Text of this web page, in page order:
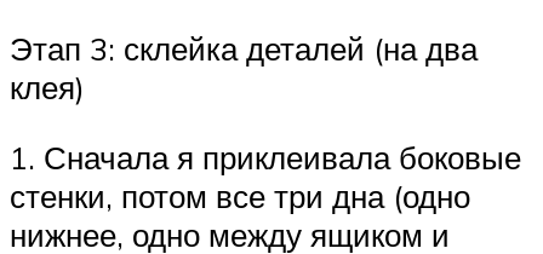
Этап 3: склейка деталей (на два
клея)
1. Сначала я приклеивала боковые
стенки, потом все три дна (одно
нижнее, одно между ящиком и